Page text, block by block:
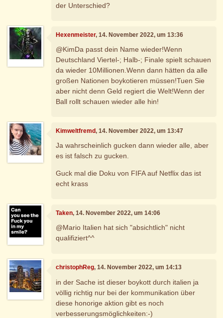
der Unterschied?
Hexenmeister, 14. November 2022, um 13:36
@KimDa passt dein Name wieder!Wenn
Deutschland Viertel-; Halb-; Finale spielt schauen
da wieder 10Millionen.Wenn dann hätten da alle
großen Nationen boykotieren müssen!Tuen Sie
aber nicht denn Geld regiert die Welt!Wenn der
Ball rollt schauen wieder alle hin!
Kimweltfremd, 14. November 2022, um 13:47
Ja wahrscheinlich gucken dann wieder alle, aber
es ist falsch zu gucken.
Guck mal die Doku von FIFA auf Netflix das ist
echt krass
Taken, 14. November 2022, um 14:06
@Mario Italien hat sich "absichtlich" nicht
qualifiziert^^
christophReg, 14. November 2022, um 14:13
in der Sache ist dieser boykott durch italien ja
völlig richtig nur bei der kommunikation über
diese honorige aktion gibt es noch
verbesserungsmöglichkeiten:-)